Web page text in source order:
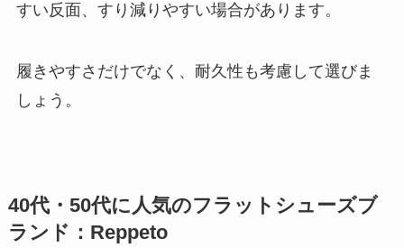
すい反面、すり減りやすい場合があります。
履きやすさだけでなく、耐久性も考慮して選びま
しょう。
40代・50代に人気のフラットシューズブ
ランド：Reppeto